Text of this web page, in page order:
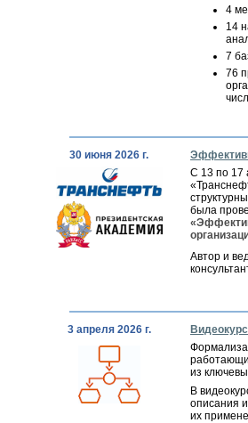
4
14
7
76
30 июня 2026 г.
С 13 по 17
была
Автор и
3 апреля 2026 г.
из
В
описания
их